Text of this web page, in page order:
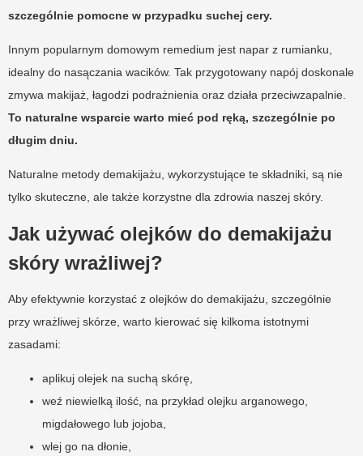
szczególnie pomocne w przypadku suchej cery.
Innym popularnym domowym remedium jest napar z rumianku,
idealny do nasączania wacików. Tak przygotowany napój doskonale
zmywa makijaż, łagodzi podrażnienia oraz działa przeciwzapalnie.
To naturalne wsparcie warto mieć pod ręką, szczególnie po
długim dniu.
Naturalne metody demakijażu, wykorzystujące te składniki, są nie
tylko skuteczne, ale także korzystne dla zdrowia naszej skóry.
Jak używać olejków do demakijażu
skóry wrażliwej?
Aby efektywnie korzystać z olejków do demakijażu, szczególnie
przy wrażliwej skórze, warto kierować się kilkoma istotnymi
zasadami:
aplikuj olejek na suchą skórę,
weź niewielką ilość, na przykład olejku arganowego,
migdałowego lub jojoba,
wlej go na dłonie,